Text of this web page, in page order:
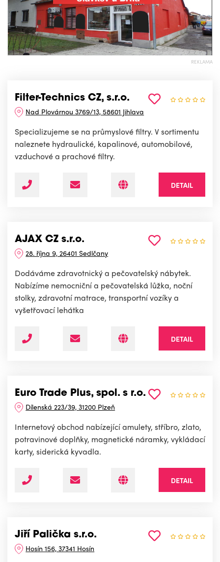
REKLAMA
Filter-Technics CZ, s.r.o.
Nad Plovárnou 3769/13, 58601 Jihlava
Specializujeme se na průmyslové filtry. V sortimentu
naleznete hydraulické, kapalinové, automobilové,
vzduchové a prachové filtry.
DETAIL
AJAX CZ s.r.o.
28. října 9, 26401 Sedlčany
Dodáváme zdravotnický a pečovatelský nábytek.
Nabízíme nemocniční a pečovatelská lůžka, noční
stolky, zdravotní matrace, transportní vozíky a
vyšetřovací lehátka
DETAIL
Euro Trade Plus, spol. s r.o.
Dílenská 223/39, 31200 Plzeň
Internetový obchod nabízející amulety, stříbro, zlato,
potravinové doplňky, magnetické náramky, vykládací
karty, siderická kyvadla.
DETAIL
Jiří Palička s.r.o.
Hosín 156, 37341 Hosín